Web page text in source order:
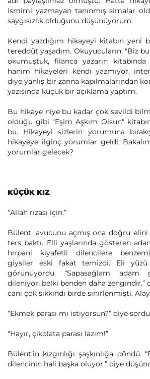
ismimi yazmayan tanınmış simalar
saygısızlık olduğunu düşünüyorum.
Kendi yazdığım hikayeyi kitabın yeni
tereddüt yaşadım. Okuyucuların: "Biz
okumuştuk, filanca yazarın
hanım hikayeleri kendi yazmıyor,
diye yanlış bir zanna kapılmalarından
yazısında küçük bir açıklama yaptım.
Bu hikaye niye bu kadar çok sevildi
olduğu gibi "Eşim Aşkım Olsun"
bu. Hikayeyi sizlerin yorumuna
hikayeye ilginç yorumlar geldi.
yorumlar gelecek?
KÜÇÜK KIZ
“Allah rızası için.”
Bülent, avucunu açmış ona doğru
ters baktı. Elli yaşlarında gösteren
hırpani kıyafetli dilencilere
giysiler eski fakat temizdi. Eli yüzü
görünüyordu. “Sapasağlam adam
dileniyor, belki benden daha zengindir.”
canı çok sıkkındı birde sinirlenmişti.
“Ekmek parası mı istiyorsun?” diye
“Hayır, çikolata parası lazım!”
Bülent’in kızgınlığı şaşkınlığa döndü.
dilencinin hali başka oluyor.” diye